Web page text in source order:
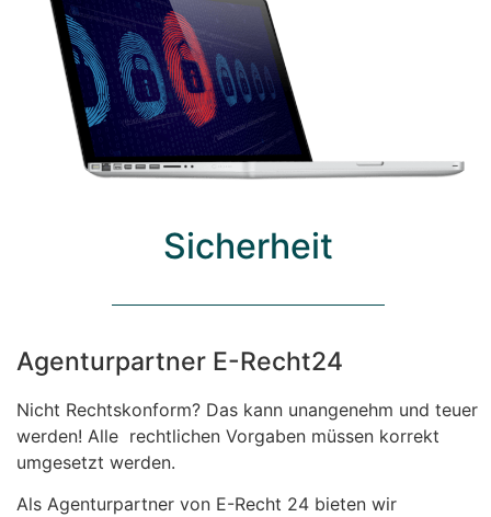
Sicherheit
Agenturpartner E-Recht24
Nicht Rechtskonform? Das kann unangenehm und teuer
werden! Alle rechtlichen Vorgaben müssen korrekt
umgesetzt werden.
Als Agenturpartner von E-Recht 24 bieten wir